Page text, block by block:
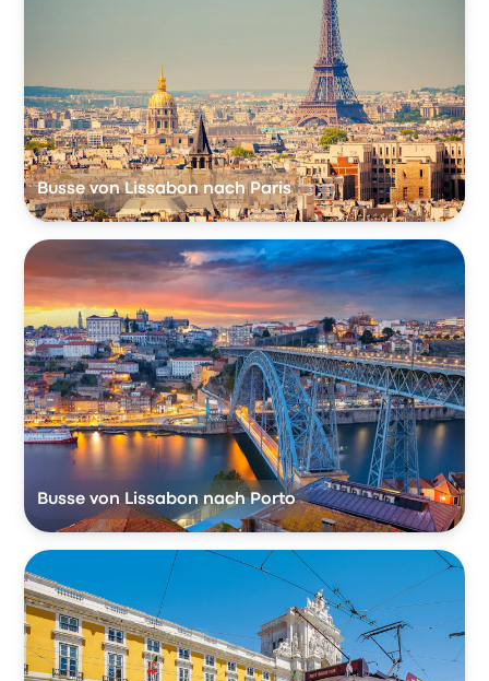
Busse von Lissabon nach Paris
Busse von Lissabon nach Porto